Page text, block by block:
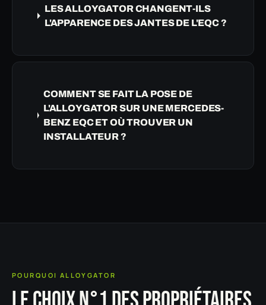
LES ALLOYGATOR CHANGENT-ILS
L'APPARENCE DES JANTES DE L'EQC ?
COMMENT SE FAIT LA POSE DE
L'ALLOYGATOR SUR UNE MERCEDES-
BENZ EQC ET OÙ TROUVER UN
INSTALLATEUR ?
POURQUOI ALLOYGATOR